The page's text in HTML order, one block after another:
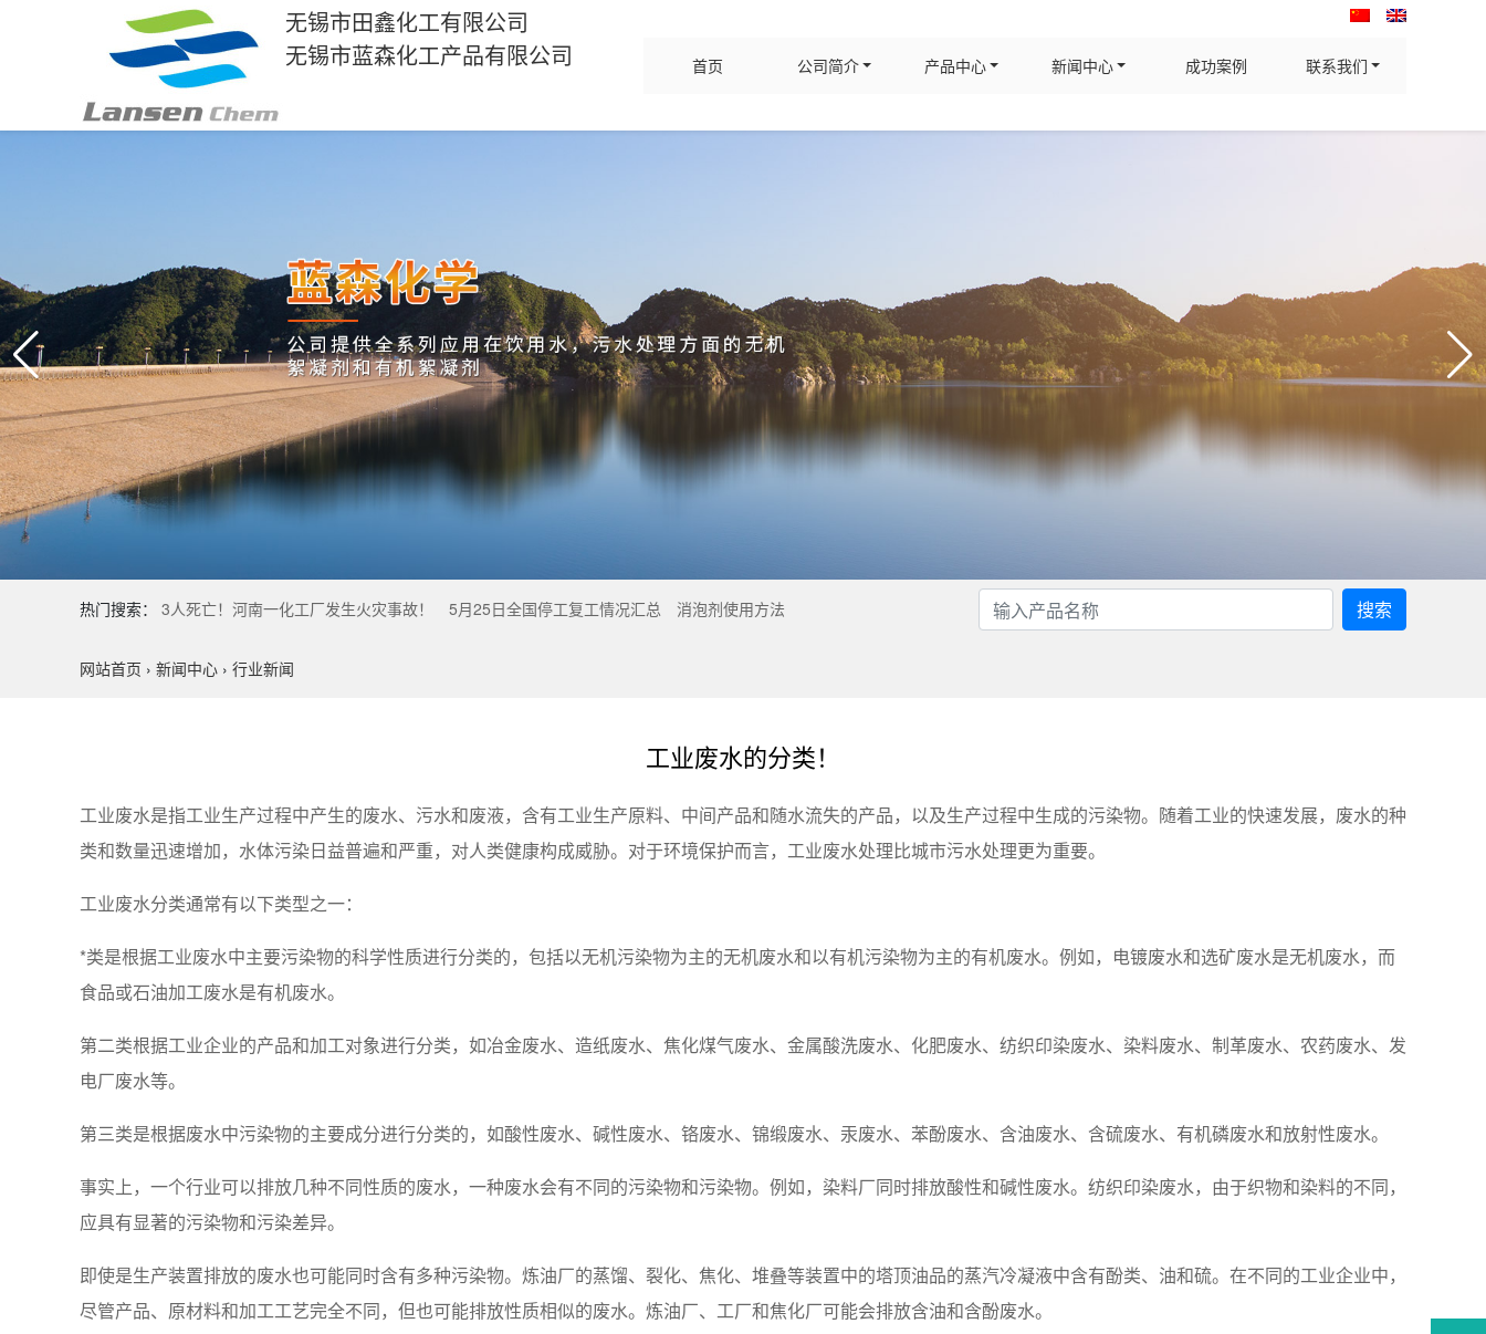
无锡市田鑫化工有限公司
无锡市蓝森化工产品有限公司
首页 公司简介 产品中心 新闻中心 成功案例 联系我们
热门搜索： 3人死亡！河南一化工厂发生火灾事故！ 5月25日全国停工复工情况汇总 消泡剂使用方法 搜索
网站首页 › 新闻中心 › 行业新闻
工业废水的分类！
工业废水是指工业生产过程中产生的废水、污水和废液，含有工业生产原料、中间产品和随水流失的产品，以及生产过程中生成的污染物。随着工业的快速发展，废水的种
类和数量迅速增加，水体污染日益普遍和严重，对人类健康构成威胁。对于环境保护而言，工业废水处理比城市污水处理更为重要。
工业废水分类通常有以下类型之一：
*类是根据工业废水中主要污染物的科学性质进行分类的，包括以无机污染物为主的无机废水和以有机污染物为主的有机废水。例如，电镀废水和选矿废水是无机废水，而
食品或石油加工废水是有机废水。
第二类根据工业企业的产品和加工对象进行分类，如冶金废水、造纸废水、焦化煤气废水、金属酸洗废水、化肥废水、纺织印染废水、染料废水、制革废水、农药废水、发
电厂废水等。
第三类是根据废水中污染物的主要成分进行分类的，如酸性废水、碱性废水、铬废水、锦缎废水、汞废水、苯酚废水、含油废水、含硫废水、有机磷废水和放射性废水。
事实上，一个行业可以排放几种不同性质的废水，一种废水会有不同的污染物和污染物。例如，染料厂同时排放酸性和碱性废水。纺织印染废水，由于织物和染料的不同，
应具有显著的污染物和污染差异。
即使是生产装置排放的废水也可能同时含有多种污染物。炼油厂的蒸馏、裂化、焦化、堆叠等装置中的塔顶油品的蒸汽冷凝液中含有酚类、油和硫。在不同的工业企业中，
尽管产品、原材料和加工工艺完全不同，但也可能排放性质相似的废水。炼油厂、工厂和焦化厂可能会排放含油和含酚废水。